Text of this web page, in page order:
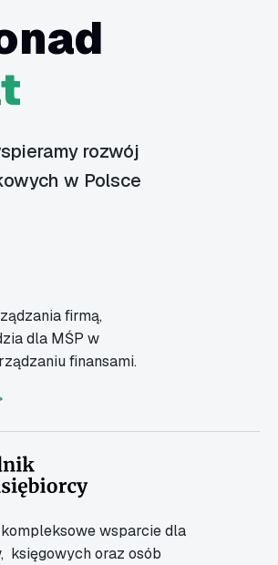
rozwój
w Polsce
firmą,
dla MŚP w
finansami.
wsparcie dla
księgowych oraz osób